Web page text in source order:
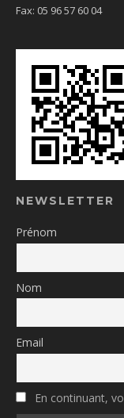
Fax: 05 96 57 60 04
NEWSLETTER
Prénom
Nom
Email
En continuant,